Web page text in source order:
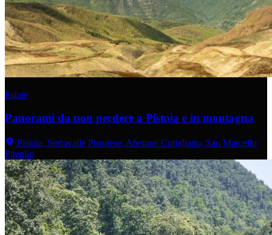
Estate
Panorami da non perdere a Pistoia e in montagna
Pistoia, Serravalle Pistoiese, Abetone Cutigliano, San Marcello
Piteglio